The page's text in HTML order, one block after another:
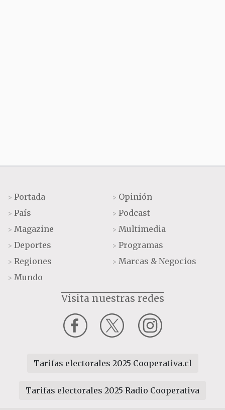
> Portada
> País
> Magazine
> Deportes
> Regiones
> Mundo
> Opinión
> Podcast
> Multimedia
> Programas
> Marcas & Negocios
Visita nuestras redes
Tarifas electorales 2025 Cooperativa.cl
Tarifas electorales 2025 Radio Cooperativa